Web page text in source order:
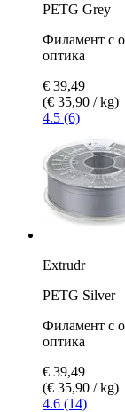
PETG Grey
Филамент с
оптика
€ 39,49
(€ 35,90 / kg)
4.5 (6)
Extrudr
PETG Silver
Филамент с
оптика
€ 39,49
(€ 35,90 / kg)
4.6 (14)